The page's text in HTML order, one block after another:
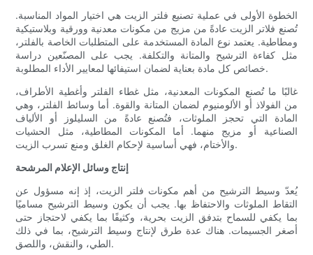
الخطوة الأولى في عملية تصنيع فلتر الزيت هي اختيار المواد المناسبة.
تُصنع فلاتر الزيت عادةً من مزيج من مكونات معدنية وورقية وبلاستيكية
ومطاطية. يعتمد نوع المادة المستخدمة على المتطلبات الخاصة بالفلتر،
مثل كفاءة الترشيح والمتانة والتكلفة. يجب على المصنّعين دراسة
خصائص كل مادة بعناية لضمان استيفائها لمعايير الأداء المطلوبة.
غالبًا ما تُصنع المكونات المعدنية، مثل غطاء الفلتر وأغطية الأطراف،
من الفولاذ أو الألومنيوم لضمان المتانة والقوة. أما وسائط الفلتر، وهي
المادة التي تحجز الملوثات، فتُصنع عادةً من السليلوز أو الألياف
الصناعية أو مزيج منهما. أما المكونات المطاطية، مثل الحشيات
والأختام، فهي أساسية لإحكام الغلق ومنع تسرب الزيت.
إنتاج وسائل الإعلام المرشحة
يُعدّ وسيط الترشيح من أهم مكونات فلتر الزيت، إذ إنه مسؤول عن
التقاط الملوثات والاحتفاظ بها. يجب أن يكون وسيط الترشيح مساميًا
بما يكفي للسماح بتدفق الزيت بحرية، وكثيفًا بما يكفي لاحتجاز حتى
أصغر الجسيمات. هناك عدة طرق لإنتاج وسيط الترشيح، بما في ذلك
الطي، والنقش، واللصق.